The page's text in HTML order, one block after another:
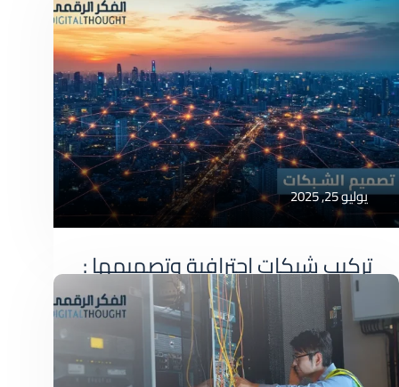
يوليو 25, 2025
تركيب شبكات احترافية وتصميمها :
دليلك الشامل لتعزيز كفاءة عملك
تركيب شبكات احترافية: دليلك الشامل لتعزيز كفاءة
عملك في عالم